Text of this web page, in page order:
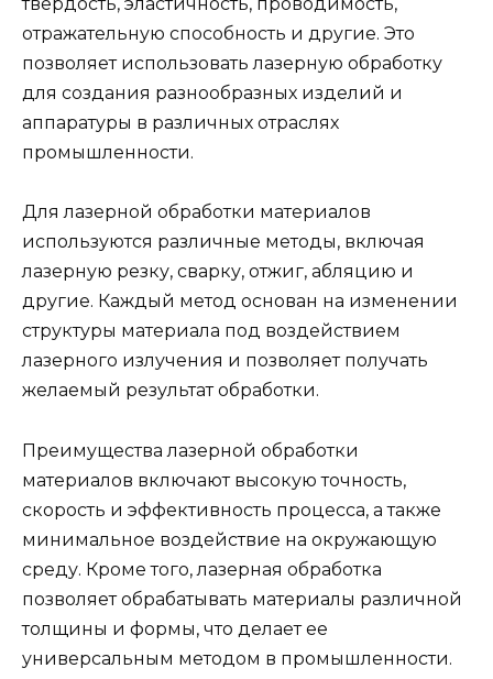
отражательную способность и другие. Это
позволяет использовать лазерную обработку
для создания разнообразных изделий и
аппаратуры в различных отраслях
промышленности.
Для лазерной обработки материалов
используются различные методы, включая
лазерную резку, сварку, отжиг, абляцию и
другие. Каждый метод основан на изменении
структуры материала под воздействием
лазерного излучения и позволяет получать
желаемый результат обработки.
Преимущества лазерной обработки
материалов включают высокую точность,
скорость и эффективность процесса, а также
минимальное воздействие на окружающую
среду. Кроме того, лазерная обработка
позволяет обрабатывать материалы различной
толщины и формы, что делает ее
универсальным методом в промышленности.